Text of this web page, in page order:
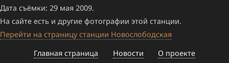
Дата съёмки: 29 мая 2009.
На сайте есть и другие фотографии этой станции.
Перейти на страницу станции Новослободская
Главная страница
Новости
О проекте